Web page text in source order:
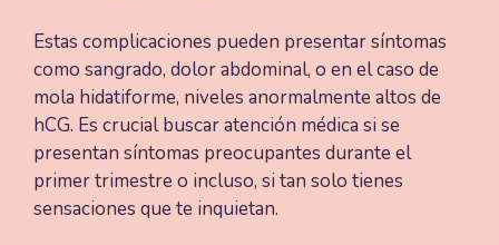
Estas complicaciones pueden presentar síntomas
como sangrado, dolor abdominal, o en el caso de
mola hidatiforme, niveles anormalmente altos de
hCG. Es crucial buscar atención médica si se
presentan síntomas preocupantes durante el
primer trimestre o incluso, si tan solo tienes
sensaciones que te inquietan.